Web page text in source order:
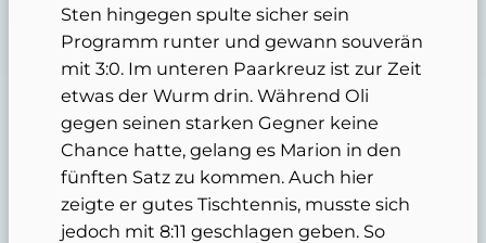
Sten hingegen spulte sicher sein
Programm runter und gewann souverän
mit 3:0. Im unteren Paarkreuz ist zur Zeit
etwas der Wurm drin. Während Oli
gegen seinen starken Gegner keine
Chance hatte, gelang es Marion in den
fünften Satz zu kommen. Auch hier
zeigte er gutes Tischtennis, musste sich
jedoch mit 8:11 geschlagen geben. So